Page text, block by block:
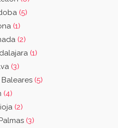
(5)
(1)
(2)
(1)
(3)
Baleares (5)
(4)
(2)
(3)